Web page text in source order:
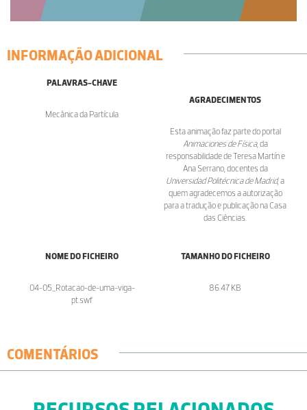
INFORMAÇÃO ADICIONAL
PALAVRAS-CHAVE
Mecânica da Partícula
AGRADECIMENTOS
Esta animação faz parte do portal
Animaciones de Física, da
responsabilidade de Teresa Martín e
Ana Serrano, docentes da
Universidad Politécnica de Madrid, a
quem agradecemos a autorização
para a tradução e publicação na Casa
das Ciências.
NOME DO FICHEIRO
04-05_Rotacao-de-uma-viga-
pt.swf
TAMANHO DO FICHEIRO
86.47 KB
COMENTÁRIOS